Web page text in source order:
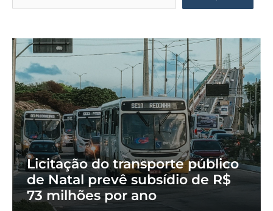
Licitação do transporte público
de Natal prevê subsídio de R$
73 milhões por ano